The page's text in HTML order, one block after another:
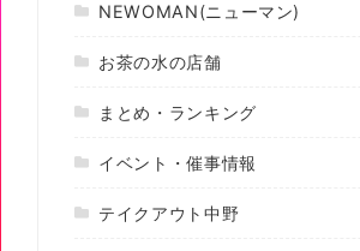
NEWOMAN(ニューマン)
お茶の水の店舗
まとめ・ランキング
イベント・催事情報
テイクアウト中野